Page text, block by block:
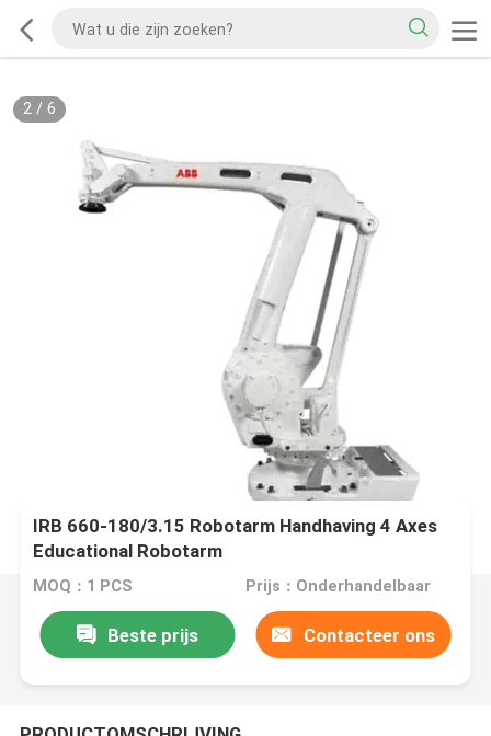
2/ 6
IRB 660-180/3.15 Robotarm Handhaving 4 Axes
Educational Robotarm
MOQ：1 PCS Prijs：Onderhandelbaar
Beste prijs Contacteer ons